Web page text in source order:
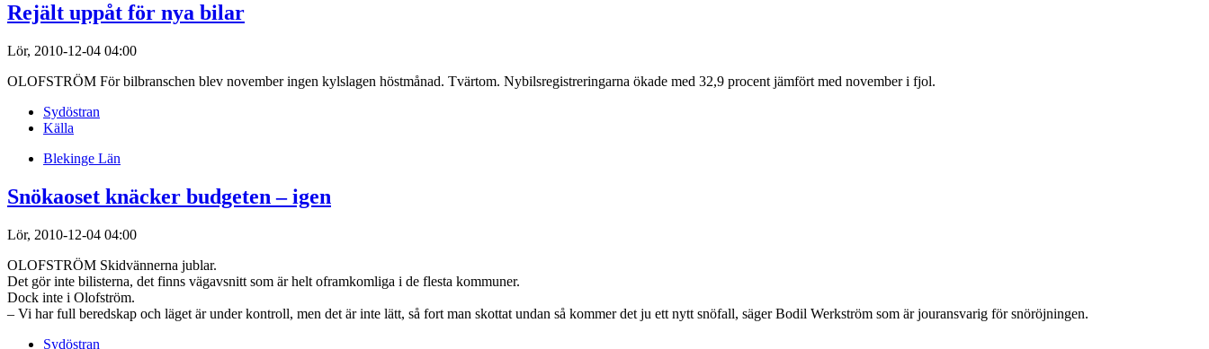
Rejält uppåt för nya bilar
Lör, 2010-12-04 04:00
OLOFSTRÖM För bilbranschen blev november ingen kylslagen höstmånad. Tvärtom. Nybilsregistreringarna ökade med 32,9 procent jämfört med november i fjol.
Sydöstran
Källa
Blekinge Län
Snökaoset knäcker budgeten – igen
Lör, 2010-12-04 04:00
OLOFSTRÖM Skidvännerna jublar.
Det gör inte bilisterna, det finns vägavsnitt som är helt oframkomliga i de flesta kommuner.
Dock inte i Olofström.
– Vi har full beredskap och läget är under kontroll, men det är inte lätt, så fort man skottat undan så kommer det ju ett nytt snöfall, säger Bodil Werkström som är jouransvarig för snöröjningen.
Sydöstran